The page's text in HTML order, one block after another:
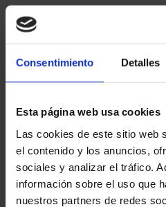
Consentimiento Detalles
Esta página web usa cookies
Las cookies de este sitio web
el contenido y los anuncios,
sociales y analizar el tráfico.
información sobre el uso que
nuestros partners de redes
1
Puerta
antipánico